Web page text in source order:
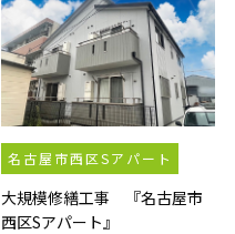
名古屋市西区Sアパート
大規模修繕工事 『名古屋市
西区Sアパート』